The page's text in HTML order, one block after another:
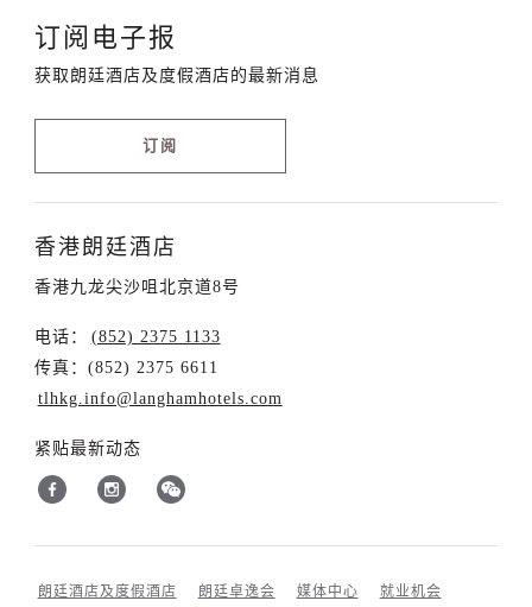
订阅电子报
获取朗廷酒店及度假酒店的最新消息
订阅
香港朗廷酒店
香港九龙尖沙咀北京道8号
电话：
(852) 2375 1133
传真：(852) 2375 6611
tlhkg.info@langhamhotels.com
紧贴最新动态
朗廷酒店及度假酒店 朗廷卓逸会 媒体中心 就业机会